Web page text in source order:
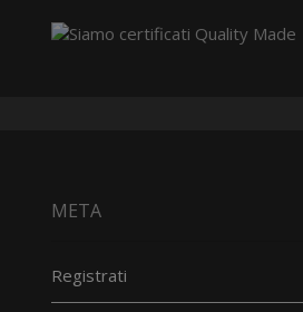
META
Registrati